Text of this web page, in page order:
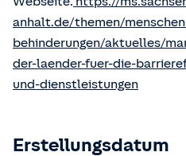
anhalt.de/themen/
behinderungen/aktuelles/
der-laender-fuer-die-
und-dienstleistungen
Erstellungsdatum